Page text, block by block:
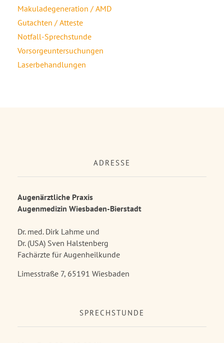
Makuladegeneration / AMD
Gutachten / Atteste
Notfall-Sprechstunde
Vorsorgeuntersuchungen
Laserbehandlungen
ADRESSE
Augenärztliche Praxis
Augenmedizin Wiesbaden-Bierstadt
Dr. med. Dirk Lahme und
Dr. (USA) Sven Halstenberg
Fachärzte für Augenheilkunde
Limesstraße 7, 65191 Wiesbaden
SPRECHSTUNDE